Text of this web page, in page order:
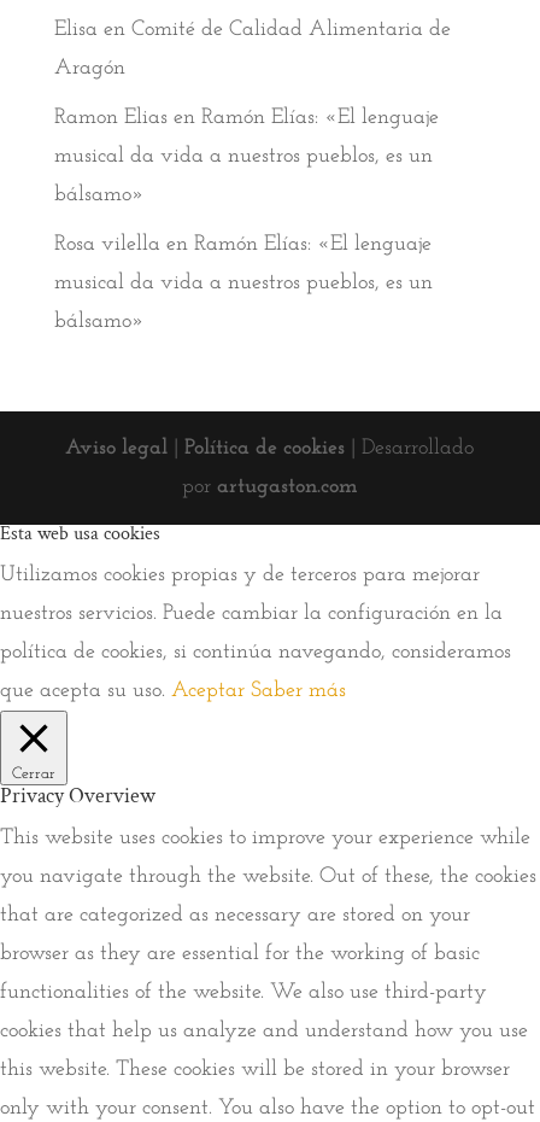
Elisa en Comité de Calidad Alimentaria de
Aragón
Ramon Eliasen Ramón Elías: «El lenguaje
musical da vida a nuestros pueblos, es un
bálsamo»
Rosa vilella en Ramón Elías: «El lenguaje
musical da vida a nuestros pueblos, es un
bálsamo»
Aviso legal |Política de cookies | Desarrollado
por artugaston.com
Esta web usa cookies
Utilizamos cookies propias y de terceros para mejorar
nuestros servicios. Puede cambiar la configuración en la
política de cookies, si continúa navegando, consideramos
que acepta su uso. Aceptar Saber más
Cerrar
Privacy Overview
This website uses cookies to improve your experience while
you navigate through the website. Out of these, the cookies
that are categorized as necessary are stored on your
browser as they are essential for the working of basic
functionalities of the website. We also use third-party
cookies that help us analyze and understand how you use
this website. These cookies will be stored in your browser
only with your consent. You also have the option to opt-out